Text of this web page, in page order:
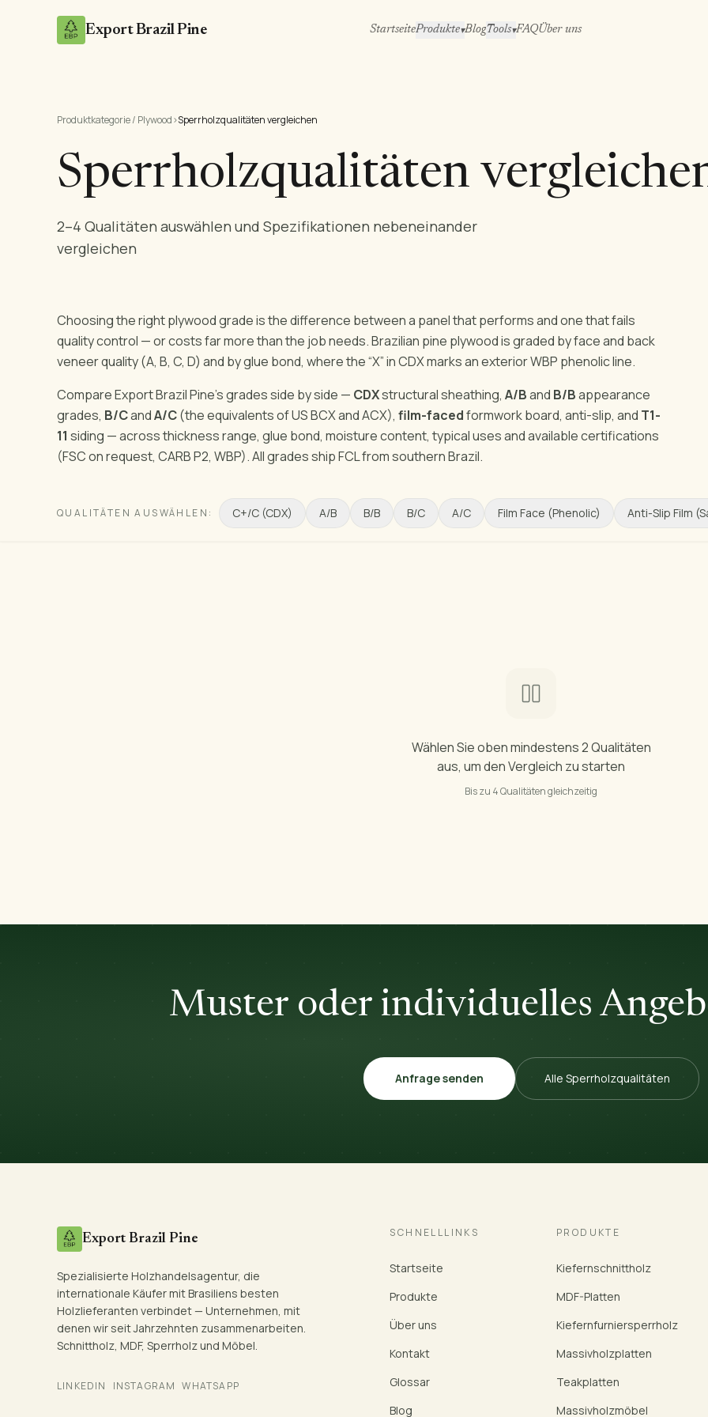
Export Brazil Pine StartseiteProdukte▾BlogTools▾FAQÜber uns
Produktkategorie / Plywood›Sperrholzqualitäten vergleichen
Sperrholzqualitäten
2–4 Qualitäten auswählen und Spezifikationen nebeneinander
vergleichen
Choosing the right plywood grade is the difference between a panel that performs and one that fails
quality control — or costs far more than the job needs. Brazilian pine plywood is graded by face and back
veneer quality (A, B, C, D) and by glue bond, where the “X” in CDX marks an exterior WBP phenolic line.
Compare Export Brazil Pine's grades side by side — CDXstructural sheathing, A/Band B/Bappearance
grades, B/CandA/C(the equivalents of US BCX and ACX), film-facedformwork board, anti-slip, and T1-
11 siding — across thickness range, glue bond, moisture content, typical uses and available certifications
(FSC on request, CARB P2, WBP). All grades ship FCL from southern Brazil.
QUALITÄTEN AUSWÄHLEN: C+/C (CDX) A/B B/B B/C A/C Film Face (Phenolic) Anti-Slip Film
Wählen Sie oben mindestens 2 Qualitäten
aus, um den Vergleich zu starten
Bis zu 4 Qualitäten gleichzeitig
Muster oder individuelles
Anfrage senden Alle Sperrholzqualitäten
Export Brazil Pine
Spezialisierte Holzhandelsagentur, die
internationale Käufer mit Brasiliens besten
Holzlieferanten verbindet — Unternehmen, mit
denen wir seit Jahrzehnten zusammenarbeiten.
Schnittholz, MDF, Sperrholz und Möbel.
LINKEDIN INSTAGRAM WHATSAPP
SCHNELLLINKS
Startseite
Produkte
Über uns
Kontakt
Glossar
Blog
PRODUKTE
Kiefernschnittholz
MDF-Platten
Kiefernfurniersperrholz
Massivholzplatten
Teakplatten
Massivholzmöbel